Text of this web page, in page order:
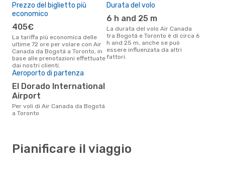
Prezzo del biglietto più
economico
405€
La tariffa più economica delle
ultime 72 ore per volare con Air
Canada da Bogotá a Toronto, in
base alle prenotazioni effettuate
dai nostri clienti.
Durata del volo
6 h and 25 m
La durata del volo Air Canada
tra Bogotá e Toronto è di circa 6
h and 25 m, anche se può
essere influenzata da altri
fattori.
Aeroporto di partenza
El Dorado International
Airport
Per voli di Air Canada da Bogotá
a Toronto
Pianificare il viaggio